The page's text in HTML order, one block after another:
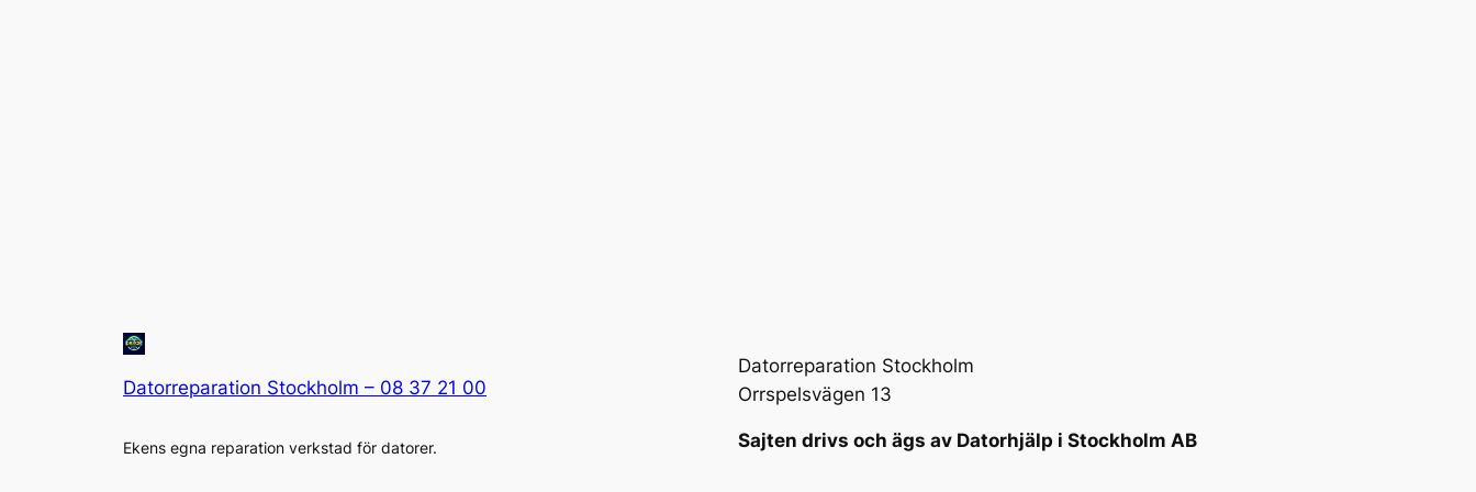
Datorreparation Stockholm – 08 37 21 00
Ekens egna reparation verkstad för datorer.
Datorreparation Stockholm
Orrspelsvägen 13
Sajten drivs och ägs av Datorhjälp i Stockholm AB